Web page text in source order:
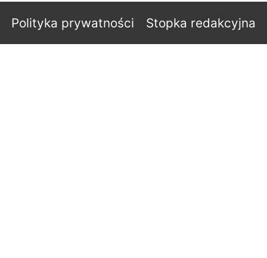
Polityka prywatności Stopka redakcyjna